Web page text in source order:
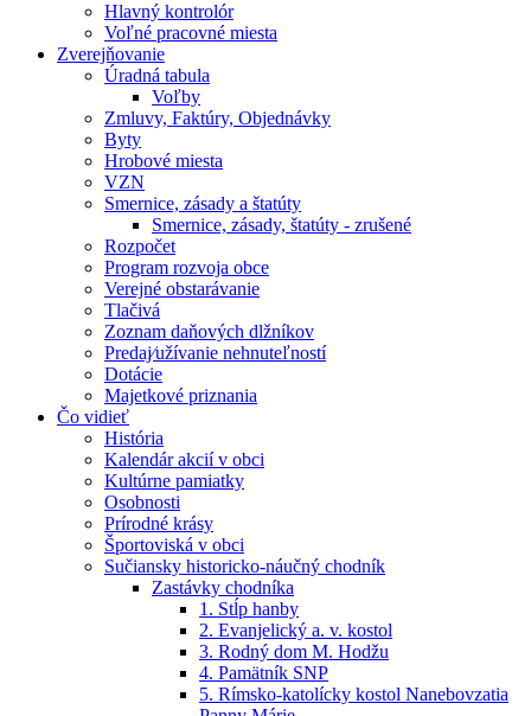
Hlavný kontrolór
Voľné pracovné miesta
Zverejňovanie
Úradná tabula
Voľby
Zmluvy, Faktúry, Objednávky
Byty
Hrobové miesta
VZN
Smernice, zásady a štatúty
Smernice, zásady, štatúty - zrušené
Rozpočet
Program rozvoja obce
Verejné obstarávanie
Tlačivá
Zoznam daňových dlžníkov
Predaj⁄užívanie nehnuteľností
Dotácie
Majetkové priznania
Čo vidieť
História
Kalendár akcií v obci
Kultúrne pamiatky
Osobnosti
Prírodné krásy
Športoviská v obci
Sučiansky historicko-náučný chodník
Zastávky chodníka
1. Stĺp hanby
2. Evanjelický a. v. kostol
3. Rodný dom M. Hodžu
4. Pamätník SNP
5. Rímsko-katolícky kostol Nanebovzatia